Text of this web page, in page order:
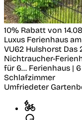
10% Rabatt von
Luxus Ferienhaus
VU62 Hulshorst Das
Nichtraucher-
für 6... Ferienhaus |
Schlafzimmer
Umfriedeter